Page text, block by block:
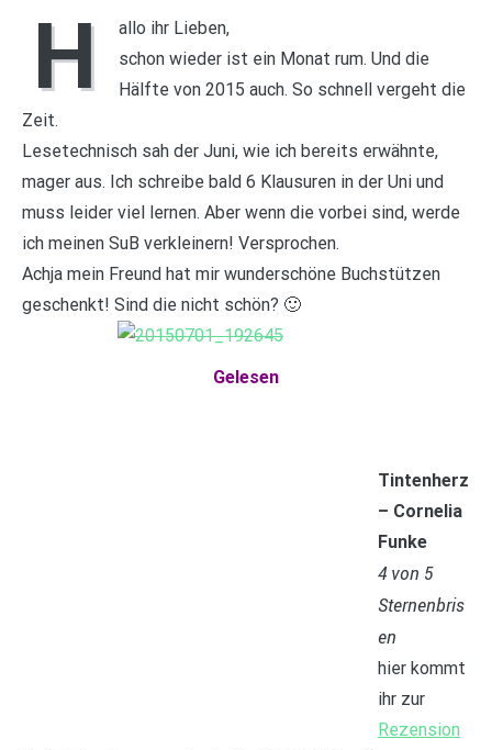
H
allo ihr Lieben,
schon wieder ist ein Monat rum. Und die
Hälfte von 2015 auch. So schnell vergeht die
Zeit.
Lesetechnisch sah der Juni, wie ich bereits erwähnte,
mager aus. Ich schreibe bald 6 Klausuren in der Uni und
muss leider viel lernen. Aber wenn die vorbei sind, werde
ich meinen SuB verkleinern! Versprochen.
Achja mein Freund hat mir wunderschöne Buchstützen
geschenkt! Sind die nicht schön? 🙂
Gelesen
Tintenherz
– Cornelia
Funke
4 von 5
Sternenbris
en
hier kommt
ihr zur
Rezension